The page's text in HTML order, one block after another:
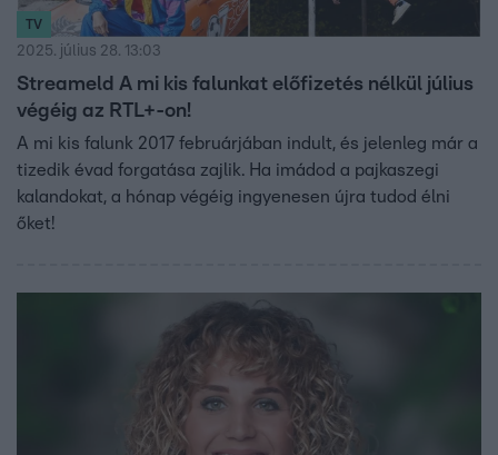
TV
2025. július 28. 13:03
Streameld A mi kis falunkat előfizetés nélkül július
végéig az RTL+-on!
A mi kis falunk 2017 februárjában indult, és jelenleg már a
tizedik évad forgatása zajlik. Ha imádod a pajkaszegi
kalandokat, a hónap végéig ingyenesen újra tudod élni
őket!